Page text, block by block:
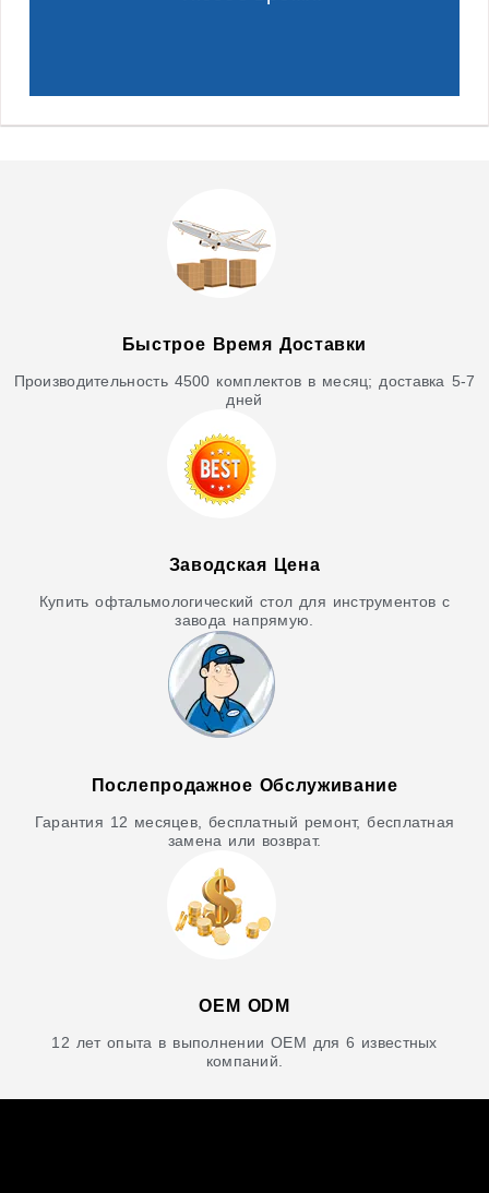
Быстрое Время Доставки
Производительность 4500 комплектов в месяц; доставка 5-7
дней
Заводская Цена
Купить офтальмологический стол для инструментов с
завода напрямую.
Послепродажное Обслуживание
Гарантия 12 месяцев, бесплатный ремонт, бесплатная
замена или возврат.
OEM ODM
12 лет опыта в выполнении OEM для 6 известных
компаний.